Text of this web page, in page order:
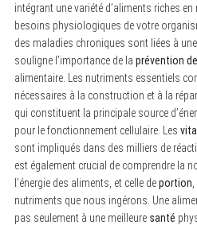
intégrant une variété d’aliments riches
besoins physiologiques de votre
des maladies chroniques sont liées à
souligne l’importance de la prévention
alimentaire. Les nutriments essentiels
nécessaires à la construction et à la
qui constituent la principale source
pour le fonctionnement cellulaire. Les
sont impliqués dans des milliers de
est également crucial de comprendre la
l’énergie des aliments, et celle deportion
nutriments que nous ingérons. Une
pas seulement à une meilleure santé